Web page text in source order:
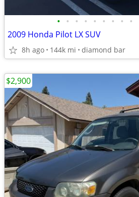
• • • • • • • • •
2009 Honda Pilot LX SUV
8h ago 144k mi diamond bar
$2,900